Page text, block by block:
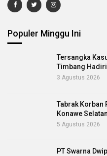
Populer Minggu Ini
Tersangka
Timbang
3 Agustus 2026
Tabrak Korban
Konawe
5 Agustus 2026
PT Swarna